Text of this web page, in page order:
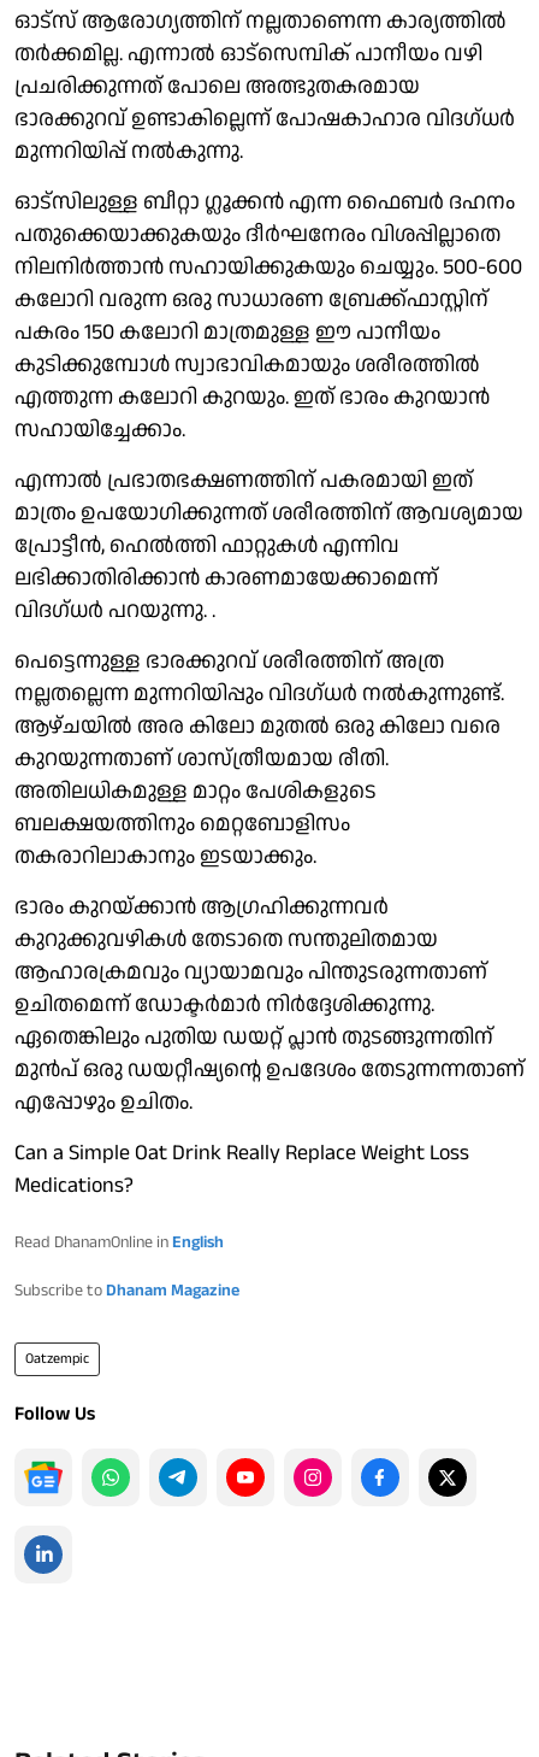
ഓട്സ് ആരോഗ്യത്തിന് നല്ലതാണെന്ന കാര്യത്തില്‍
തര്‍ക്കമില്ല. എന്നാല്‍ ഓട്സെമ്പിക് പാനീയം വഴി
പ്രചരിക്കുന്നത് പോലെ അത്ഭുതകരമായ
ഭാരക്കുറവ് ഉണ്ടാകില്ലെന്ന് പോഷകാഹാര വിദഗ്ധര്‍
മുന്നറിയിപ്പ് നല്‍കുന്നു.
ഓട്സിലുള്ള ബീറ്റാ ഗ്ലൂക്കന്‍ എന്ന ഫൈബര്‍ ദഹനം
പതുക്കെയാക്കുകയും ദീര്‍ഘനേരം വിശപ്പില്ലാതെ
നിലനിര്‍ത്താന്‍ സഹായിക്കുകയും ചെയ്യും. 500-600
കലോറി വരുന്ന ഒരു സാധാരണ ബ്രേക്ക്ഫാസ്റ്റിന്
പകരം 150 കലോറി മാത്രമുള്ള ഈ പാനീയം
കുടിക്കുമ്പോള്‍ സ്വാഭാവികമായും ശരീരത്തില്‍
എത്തുന്ന കലോറി കുറയും. ഇത് ഭാരം കുറയാന്‍
സഹായിച്ചേക്കാം.
എന്നാല്‍ പ്രഭാതഭക്ഷണത്തിന് പകരമായി ഇത്
മാത്രം ഉപയോഗിക്കുന്നത് ശരീരത്തിന് ആവശ്യമായ
പ്രോട്ടീന്‍, ഹെല്‍ത്തി ഫാറ്റുകള്‍ എന്നിവ
ലഭിക്കാതിരിക്കാന്‍ കാരണമായേക്കാമെന്ന്
വിദഗ്ധര്‍ പറയുന്നു. .
പെട്ടെന്നുള്ള ഭാരക്കുറവ് ശരീരത്തിന് അത്ര
നല്ലതല്ലെന്ന മുന്നറിയിപ്പും വിദഗ്ധര്‍ നല്‍കുന്നുണ്ട്.
ആഴ്ചയില്‍ അര കിലോ മുതല്‍ ഒരു കിലോ വരെ
കുറയുന്നതാണ് ശാസ്ത്രീയമായ രീതി.
അതിലധികമുള്ള മാറ്റം പേശികളുടെ
ബലക്ഷയത്തിനും മെറ്റബോളിസം
തകരാറിലാകാനും ഇടയാക്കും.
ഭാരം കുറയ്ക്കാന്‍ ആഗ്രഹിക്കുന്നവര്‍
കുറുക്കുവഴികള്‍ തേടാതെ സന്തുലിതമായ
ആഹാരക്രമവും വ്യായാമവും പിന്തുടരുന്നതാണ്
ഉചിതമെന്ന് ഡോക്ടര്‍മാര്‍ നിര്‍ദ്ദേശിക്കുന്നു.
ഏതെങ്കിലും പുതിയ ഡയറ്റ് പ്ലാന്‍ തുടങ്ങുന്നതിന്
മുന്‍പ് ഒരു ഡയറ്റീഷ്യന്റെ ഉപദേശം തേടുന്നന്നതാണ്
എപ്പോഴും ഉചിതം.
Can a Simple Oat Drink Really Replace Weight Loss
Medications?
Read DhanamOnline in English
Subscribe to Dhanam Magazine
Oatzempic
Follow Us